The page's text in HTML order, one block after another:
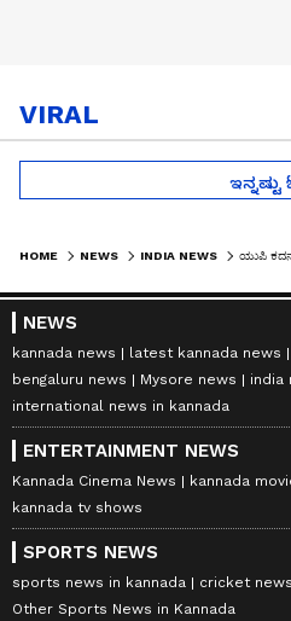
VIRAL
HOME NEWS INDIA NEWS
NEWS
kannada news latest kannada news
bengaluru news
Mysore news
india
international news in kannada
ENTERTAINMENT NEWS
Kannada Cinema News kannada
kannada tv shows
SPORTS NEWS
sports news in kannada
cricket
Other Sports News in Kannada